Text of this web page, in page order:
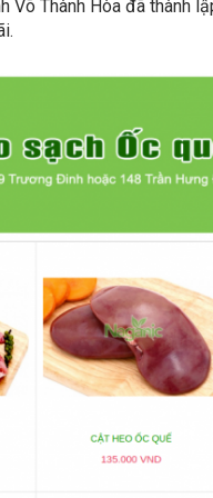
Võ Thành Hòa đã thành